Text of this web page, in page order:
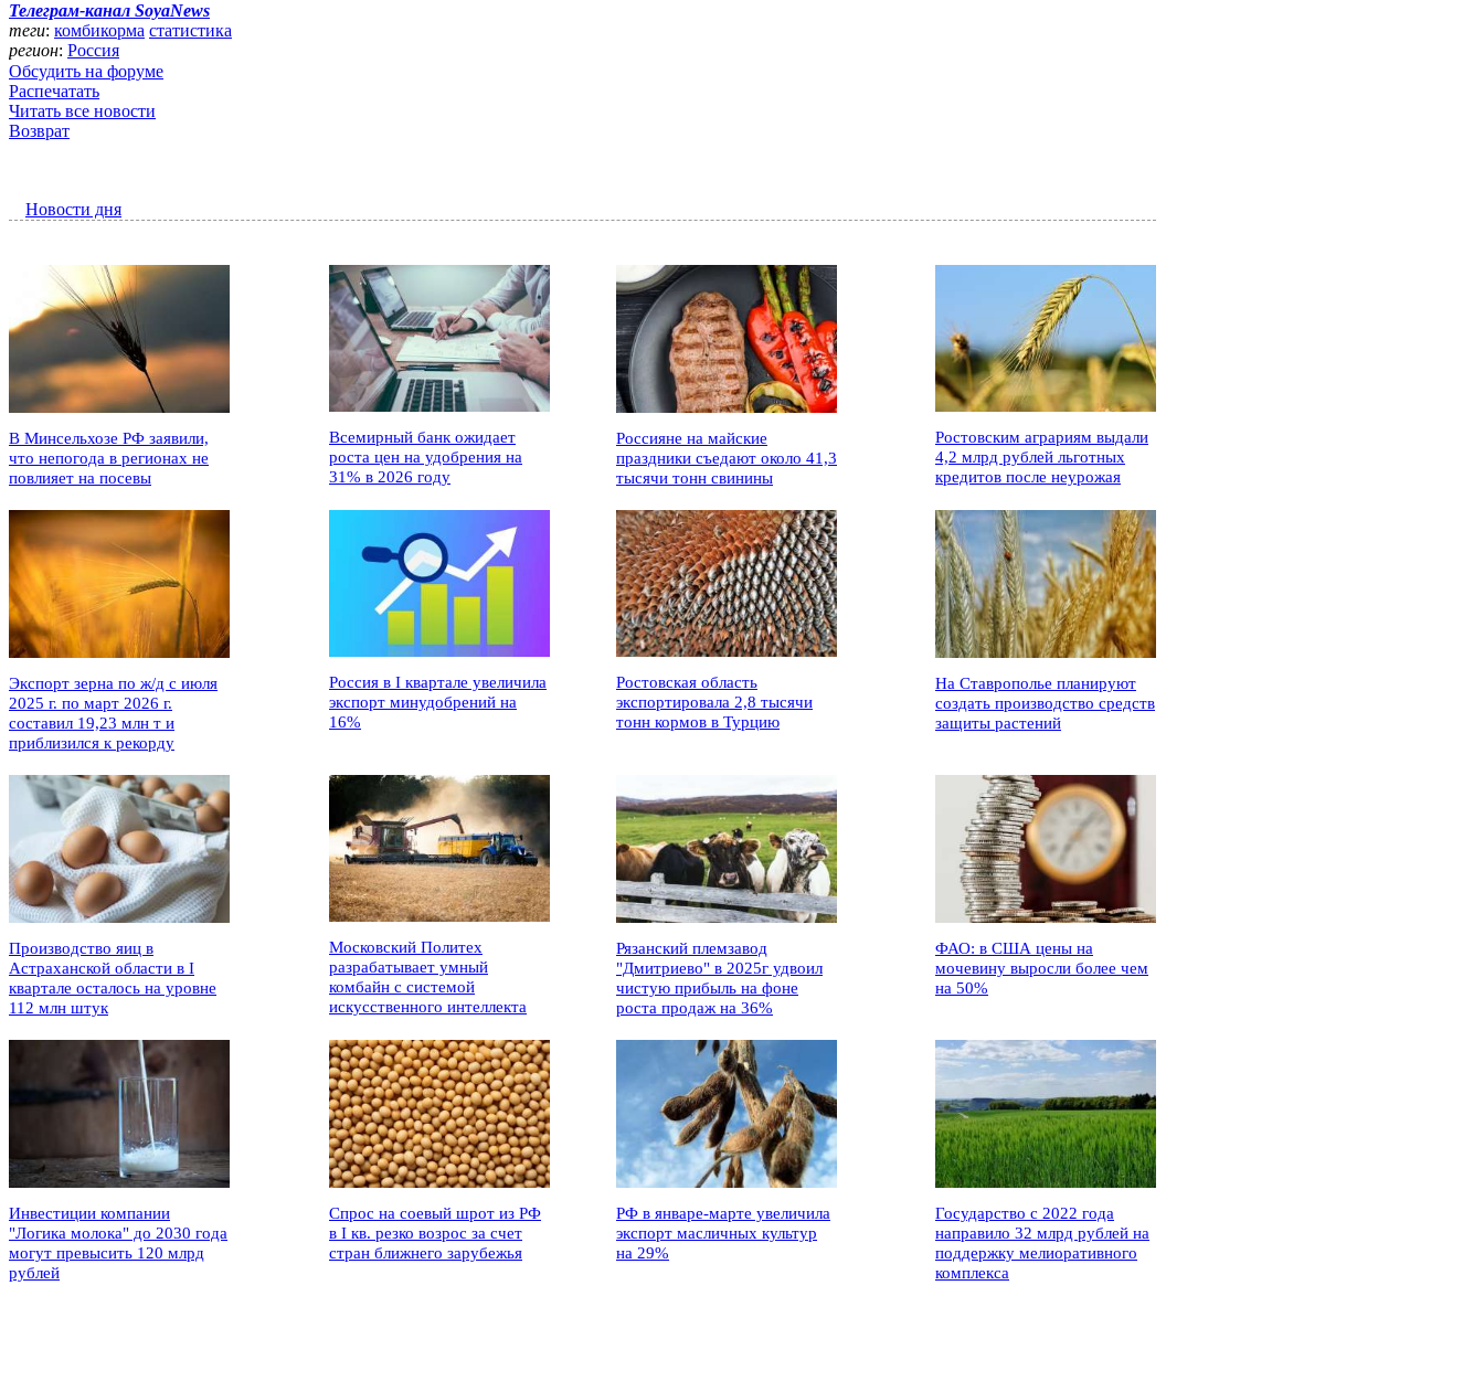
Телеграм-канал SoyaNews
теги: комбикорма статистика
регион: Россия
Обсудить на форуме
Распечатать
Читать все новости
Возврат
Новости дня
В Минсельхозе РФ заявили,
что непогода в регионах не
повлияет на посевы
Всемирный банк ожидает
роста цен на удобрения на
31% в 2026 году
Россияне на майские
праздники съедают около 41,3
тысячи тонн свинины
Ростовским аграриям выдали
4,2 млрд рублей льготных
кредитов после неурожая
Экспорт зерна по ж/д с июля
2025 г. по март 2026 г.
составил 19,23 млн т и
приблизился к рекорду
Россия в I квартале увеличила
экспорт минудобрений на
16%
Ростовская область
экспортировала 2,8 тысячи
тонн кормов в Турцию
На Ставрополье планируют
создать производство средств
защиты растений
Производство яиц в
Астраханской области в I
квартале осталось на уровне
112 млн штук
Московский Политех
разрабатывает умный
комбайн с системой
искусственного интеллекта
Рязанский племзавод
"Дмитриево" в 2025г удвоил
чистую прибыль на фоне
роста продаж на 36%
ФАО: в США цены на
мочевину выросли более чем
на 50%
Инвестиции компании
"Логика молока" до 2030 года
могут превысить 120 млрд
рублей
Спрос на соевый шрот из РФ
в I кв. резко возрос за счет
стран ближнего зарубежья
РФ в январе-марте увеличила
экспорт масличных культур
на 29%
Государство с 2022 года
направило 32 млрд рублей на
поддержку мелиоративного
комплекса